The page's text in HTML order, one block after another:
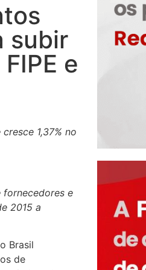
subir
e
1,37% no
fornecedores e
2015 a
Brasil
de